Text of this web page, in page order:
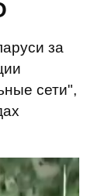
за
сети",